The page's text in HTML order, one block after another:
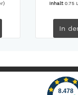
Inhalt0.75
In